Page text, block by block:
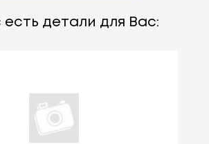
есть детали для Вас: